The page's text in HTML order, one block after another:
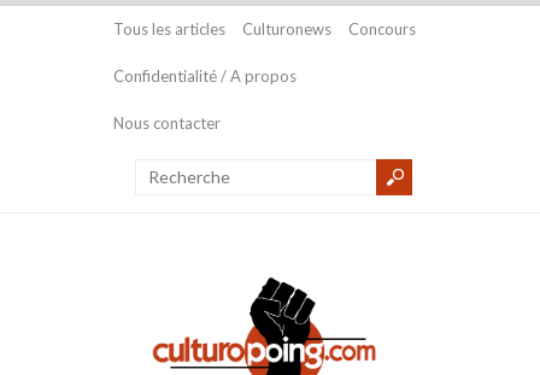
Tous les articles Culturonews Concours
Confidentialité / A propos
Nous contacter